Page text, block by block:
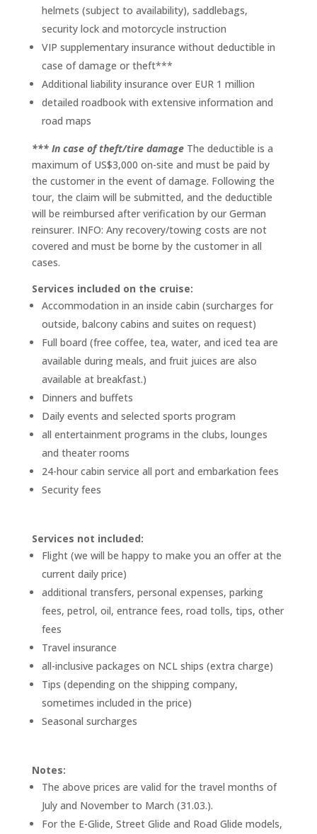
helmets (subject to availability), saddlebags,
security lock and motorcycle instruction
VIP supplementary insurance without deductible in
case of damage or theft***
Additional liability insurance over EUR 1 million
detailed roadbook with extensive information and
road maps
*** In case of theft/tire damage The deductible is a
maximum of US$3,000 on-site and must be paid by
the customer in the event of damage. Following the
tour, the claim will be submitted, and the deductible
will be reimbursed after verification by our German
reinsurer. INFO: Any recovery/towing costs are not
covered and must be borne by the customer in all
cases.
Services included on the cruise:
Accommodation in an inside cabin (surcharges for
outside, balcony cabins and suites on request)
Full board (free coffee, tea, water, and iced tea are
available during meals, and fruit juices are also
available at breakfast.)
Dinners and buffets
Daily events and selected sports program
all entertainment programs in the clubs, lounges
and theater rooms
24-hour cabin service all port and embarkation fees
Security fees
Services not included:
Flight (we will be happy to make you an offer at the
current daily price)
additional transfers, personal expenses, parking
fees, petrol, oil, entrance fees, road tolls, tips, other
fees
Travel insurance
all-inclusive packages on NCL ships (extra charge)
Tips (depending on the shipping company,
sometimes included in the price)
Seasonal surcharges
Notes:
The above prices are valid for the travel months of
July and November to March (31.03.).
For the E-Glide, Street Glide and Road Glide models,